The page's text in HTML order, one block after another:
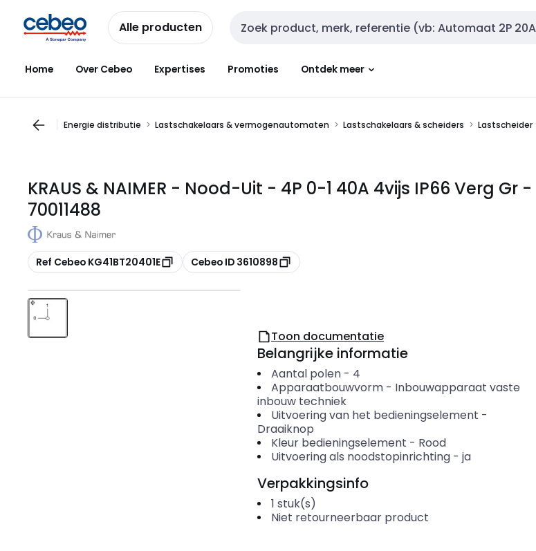
naar
navigatie
naar
inhoud
Alle producten Zoekveld invoer
Home Over Cebeo Expertises Promoties Ontdek meer
Energie distributie Lastschakelaars & vermogenautomaten Lastschakelaars & scheiders Lastscheider
KRAUS & NAIMER - Nood-Uit - 4P 0-1 40A 4vijs IP66 Verg Gr -
70011488
Kopiëren
Ref Cebeo KG41BT20401E Kopiëren
Cebeo ID 3610898
Toon documentatie
Belangrijke informatie
Aantal polen- 4
Apparaatbouwvorm- Inbouwapparaat vaste
inbouw techniek
Uitvoering van het bedieningselement -
Draaiknop
Kleur bedieningselement - Rood
Uitvoering als noodstopinrichting- ja
Verpakkingsinfo
1 stuk(s)
Niet retourneerbaar product